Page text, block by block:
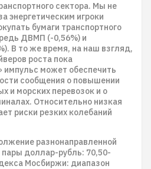
сектора. Мы не
энергетическим игроки
бумаги транспортного
ДВМП (-0,56%) и
В то же время, на наш взгляд,
роста пока
импульс может обеспечить
сообщения о повышении
и морских перевозок и о
Относительно низкая
риски резких колебаний
разнонаправленной
доллар-рубль: 70,50-
Мосбиржи: диапазон